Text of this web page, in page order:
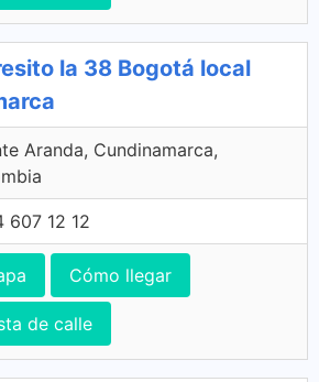
la 38 Bogotá local
Aranda, Cundinamarca,
607 12 12
Cómo llegar
de calle